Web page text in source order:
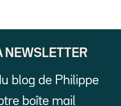
NEWSLETTER
blog de Philippe
boîte mail